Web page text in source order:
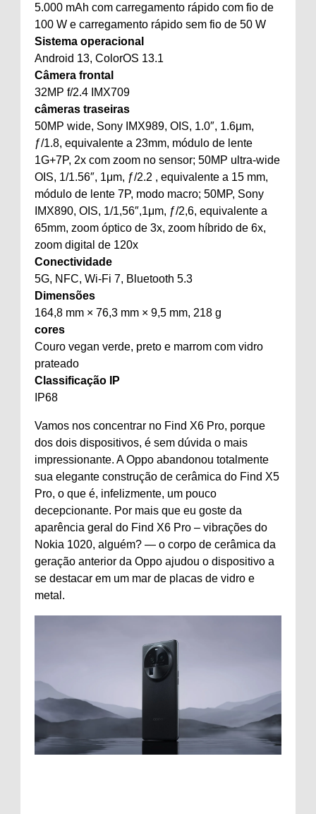
5.000 mAh com carregamento rápido com fio de
100 W e carregamento rápido sem fio de 50 W
Sistema operacional
Android 13, ColorOS 13.1
Câmera frontal
32MP f/2.4 IMX709
câmeras traseiras
50MP wide, Sony IMX989, OIS, 1.0″, 1.6μm,
ƒ/1.8, equivalente a 23mm, módulo de lente
1G+7P, 2x com zoom no sensor; 50MP ultra-wide
OIS, 1/1.56″, 1μm, ƒ/2.2 , equivalente a 15 mm,
módulo de lente 7P, modo macro; 50MP, Sony
IMX890, OIS, 1/1,56″,1μm, ƒ/2,6, equivalente a
65mm, zoom óptico de 3x, zoom híbrido de 6x,
zoom digital de 120x
Conectividade
5G, NFC, Wi-Fi 7, Bluetooth 5.3
Dimensões
164,8 mm × 76,3 mm × 9,5 mm, 218 g
cores
Couro vegan verde, preto e marrom com vidro
prateado
Classificação IP
IP68
Vamos nos concentrar no Find X6 Pro, porque
dos dois dispositivos, é sem dúvida o mais
impressionante. A Oppo abandonou totalmente
sua elegante construção de cerâmica do Find X5
Pro, o que é, infelizmente, um pouco
decepcionante. Por mais que eu goste da
aparência geral do Find X6 Pro – vibrações do
Nokia 1020, alguém? — o corpo de cerâmica da
geração anterior da Oppo ajudou o dispositivo a
se destacar em um mar de placas de vidro e
metal.